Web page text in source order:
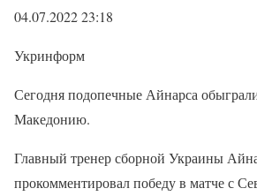
04.07.2022 23:18
Укринформ
Сегодня подопечные Айнарса
Македонию.
Главный тренер сборной Украины
прокомментировал победу в матче с